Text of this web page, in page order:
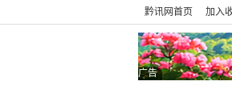
黔讯网首页 加入
广告